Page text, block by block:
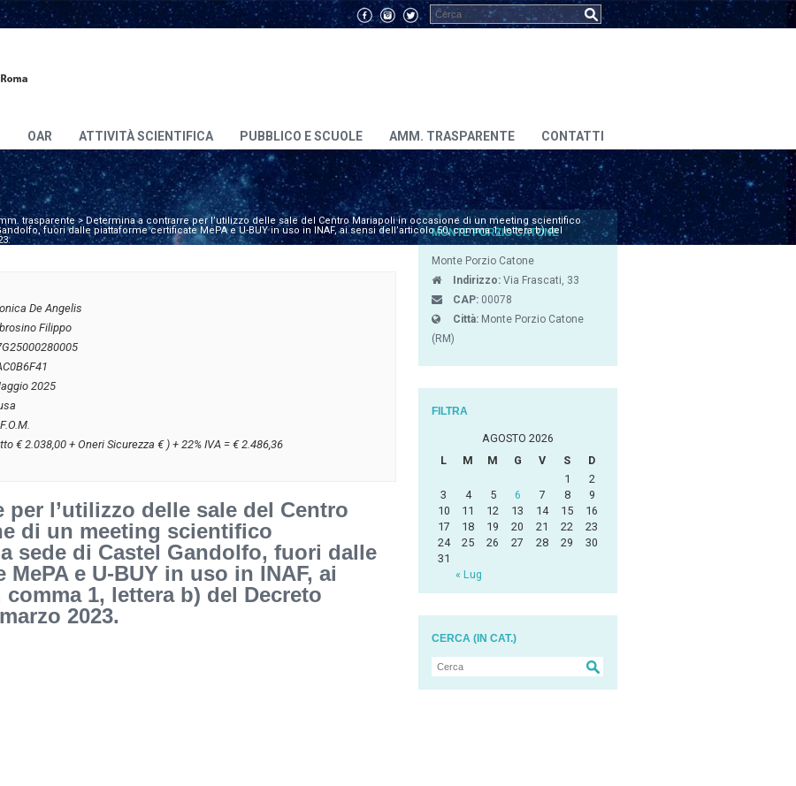
OAR ATTIVITÀ SCIENTIFICA PUBBLICO E SCUOLE AMM. TRASPARENTE CONTATTI
trasparente>Determina a contrarre per l’utilizzo delle sale del Centro Mariapoli in occasione di un meeting scientifico
fuori dalle piattaforme certificate MePA e U-BUY in uso in INAF, ai sensi dell’articolo 50, comma 1, lettera b) del
De Angelis
Filippo
2025
€ 2.038,00 + Oneri Sicurezza € ) + 22% IVA = € 2.486,36
per l’utilizzo delle sale del Centro
di un meeting scientifico
sede di Castel Gandolfo, fuori dalle
e U-BUY in uso in INAF, ai
1, lettera b) del Decreto
2023.
MONTE PORZIO CATONE
Monte Porzio Catone
Indirizzo: Via Frascati, 33
CAP: 00078
Città: Monte Porzio Catone
(RM)
FILTRA
AGOSTO 2026
L
M M G V S D
« Lug
1
2
3
4 5 6 7 8
9
10
11 12 13 14 15
16
17
18 19 20 21 22
23
24
25 26 27 28 29
30
31
CERCA (IN CAT.)